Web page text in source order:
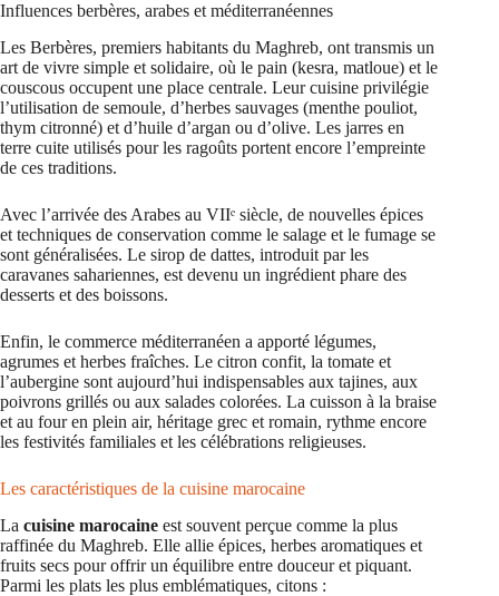
Influences berbères, arabes et méditerranéennes
Les Berbères, premiers habitants du Maghreb, ont transmis un
art de vivre simple et solidaire, où le pain (kesra, matloue) et le
couscous occupent une place centrale. Leur cuisine privilégie
l’utilisation de semoule, d’herbes sauvages (menthe pouliot,
thym citronné) et d’huile d’argan ou d’olive. Les jarres en
terre cuite utilisés pour les ragoûts portent encore l’empreinte
de ces traditions.
Avec l’arrivée des Arabes au VIIᵉ siècle, de nouvelles épices
et techniques de conservation comme le salage et le fumage se
sont généralisées. Le sirop de dattes, introduit par les
caravanes sahariennes, est devenu un ingrédient phare des
desserts et des boissons.
Enfin, le commerce méditerranéen a apporté légumes,
agrumes et herbes fraîches. Le citron confit, la tomate et
l’aubergine sont aujourd’hui indispensables aux tajines, aux
poivrons grillés ou aux salades colorées. La cuisson à la braise
et au four en plein air, héritage grec et romain, rythme encore
les festivités familiales et les célébrations religieuses.
Les caractéristiques de la cuisine marocaine
La cuisine marocaine est souvent perçue comme la plus
raffinée du Maghreb. Elle allie épices, herbes aromatiques et
fruits secs pour offrir un équilibre entre douceur et piquant.
Parmi les plats les plus emblématiques, citons :